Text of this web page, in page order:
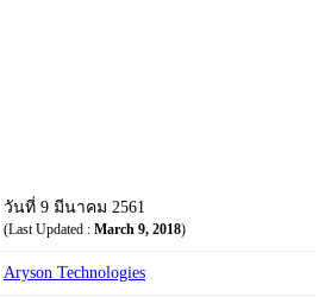
วันที่ 9 มีนาคม 2561
(Last Updated : March 9, 2018)
Aryson Technologies